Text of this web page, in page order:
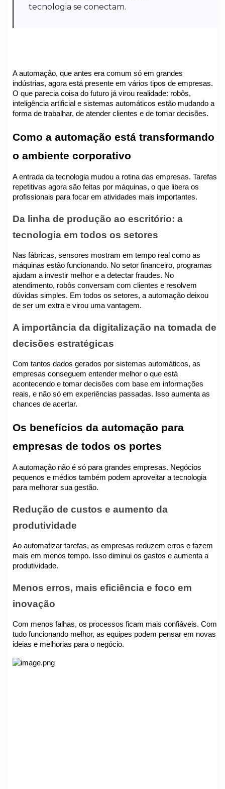
tecnologia se conectam.
A automação, que antes era comum só em grandes
indústrias, agora está presente em vários tipos de empresas.
O que parecia coisa do futuro já virou realidade: robôs,
inteligência artificial e sistemas automáticos estão mudando a
forma de trabalhar, de atender clientes e de tomar decisões.
Como a automação está transformando
o ambiente corporativo
A entrada da tecnologia mudou a rotina das empresas. Tarefas
repetitivas agora são feitas por máquinas, o que libera os
profissionais para focar em atividades mais importantes.
Da linha de produção ao escritório: a
tecnologia em todos os setores
Nas fábricas, sensores mostram em tempo real como as
máquinas estão funcionando. No setor financeiro, programas
ajudam a investir melhor e a detectar fraudes. No
atendimento, robôs conversam com clientes e resolvem
dúvidas simples. Em todos os setores, a automação deixou
de ser um extra e virou uma vantagem.
A importância da digitalização na tomada de
decisões estratégicas
Com tantos dados gerados por sistemas automáticos, as
empresas conseguem entender melhor o que está
acontecendo e tomar decisões com base em informações
reais, e não só em experiências passadas. Isso aumenta as
chances de acertar.
Os benefícios da automação para
empresas de todos os portes
A automação não é só para grandes empresas. Negócios
pequenos e médios também podem aproveitar a tecnologia
para melhorar sua gestão.
Redução de custos e aumento da
produtividade
Ao automatizar tarefas, as empresas reduzem erros e fazem
mais em menos tempo. Isso diminui os gastos e aumenta a
produtividade.
Menos erros, mais eficiência e foco em
inovação
Com menos falhas, os processos ficam mais confiáveis. Com
tudo funcionando melhor, as equipes podem pensar em novas
ideias e melhorias para o negócio.